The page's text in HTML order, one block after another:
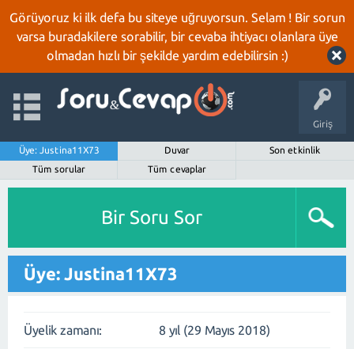
Görüyoruz ki ilk defa bu siteye uğruyorsun. Selam ! Bir sorun
varsa buradakilere sorabilir, bir cevaba ihtiyacı olanlara üye
olmadan hızlı bir şekilde yardım edebilirsin :)
Giriş
Üye: Justina11X73 Duvar
Son etkinlik
Tüm sorular
Tüm cevaplar
Bir Soru Sor
Üye: Justina11X73
Üyelik zamanı: 8 yıl (29 Mayıs 2018)